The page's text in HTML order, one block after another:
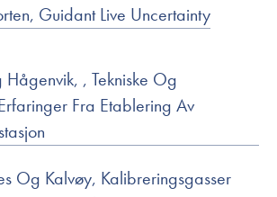
Guidant Live Uncertainty
, Tekniske Og
Fra Etablering Av
Og Kalvøy, Kalibreringsgasser